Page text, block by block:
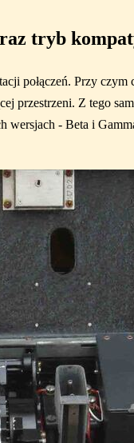
tryb
połączeń. Przy
przestrzeni. Z tego
- Beta i